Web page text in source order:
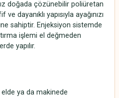
doğada çözünebilir poliüretan
dayanıklı yapısıyla ayağınızı
sahiptir. Enjeksiyon sistemde
işlemi el değmeden
yapılır.
elde ya da makinede